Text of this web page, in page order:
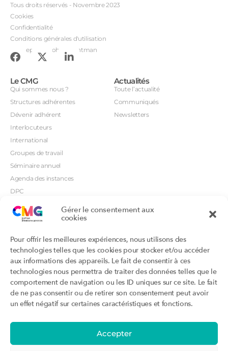
Gérer le consentement aux
cookies
Pour offrir les meilleures expériences, nous utilisons des
technologies telles que les cookies pour stocker et/ou accéder
aux informations des appareils. Le fait de consentir à ces
technologies nous permettra de traiter des données telles que le
comportement de navigation ou les ID uniques sur ce site. Le fait
de ne pas consentir ou de retirer son consentement peut avoir
un effet négatif sur certaines caractéristiques et fonctions.
Accepter
Tous droits réservés - Novembre 2023
Cookies
Confidentialité
Conditions générales d'utilisation
Conception : John Brightman
Le CMG
Qui sommes nous ?
Structures adhérentes
Dévenir adhérent
Interlocuteurs
International
Groupes de travail
Séminaire annuel
Agenda des instances
DPC
CSI
Orientations prioritaires
Actualités
Toute l’actualité
Communiqués
Newsletters
Productions
Productions du Collège
Productions des structures
adhérentes
Labellisation
Addictions et médecine générale
Et si c’était une maladie rare ?
Portails
Annuaire DU/DIU
Archimede.fr
Ebmfrance.net
Toutes les recos
Certificats-absurdes.fr
la contraception dite masculine
Activité « sommeil »
Évènements
CMGF 2025